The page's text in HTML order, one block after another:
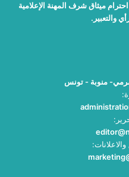
ميثاق شرف المهنة الإعلامية
والتعبير.